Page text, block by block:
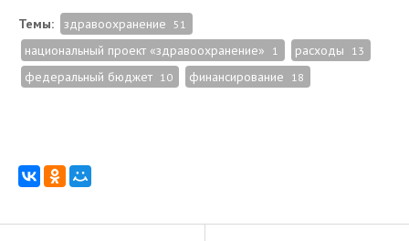
Темы: здравоохранение 51
национальный проект «здравоохранение» 1 расходы 13
федеральный бюджет 10 финансирование 18